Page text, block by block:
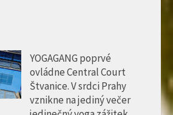
YOGAGANG poprvé
ovládne Central Court
Štvanice. V srdci Prahy
vznikne na jediný večer